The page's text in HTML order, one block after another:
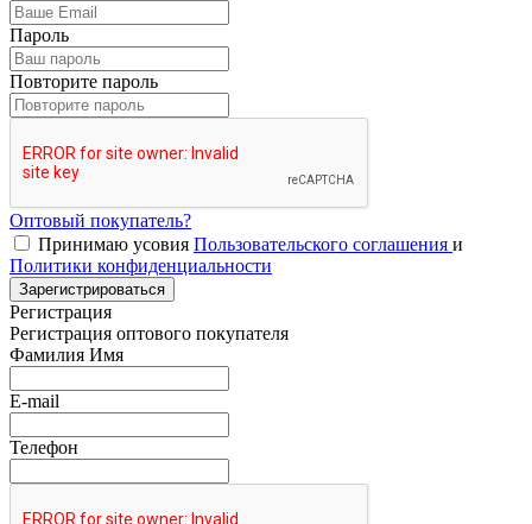
Пароль
Повторите пароль
Оптовый покупатель?
Принимаю усовия Пользовательского соглашения и
Политики конфиденциальности
Зарегистрироваться
Регистрация
Регистрация оптового покупателя
Фамилия Имя
E-mail
Телефон